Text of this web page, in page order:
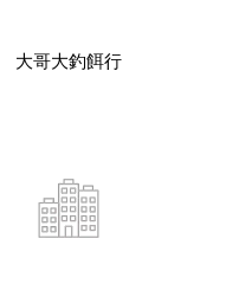
大哥大釣餌行